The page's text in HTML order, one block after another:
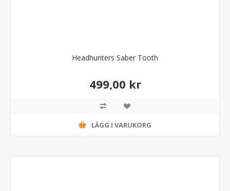
Headhunters Saber Tooth
499,00 kr
LÄGG I VARUKORG